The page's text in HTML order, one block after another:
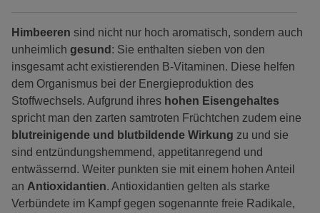
Himbeeren sind nicht nur hoch aromatisch, sondern auch
unheimlich gesund : Sie enthalten sieben von den
insgesamt acht existierenden B-Vitaminen. Diese helfen
dem Organismus bei der Energieproduktion des
Stoffwechsels. Aufgrund ihres hohen Eisengehaltes
spricht man den zarten samtroten Früchtchen zudem eine
blutreinigende und blutbildende Wirkung zu und sie
sind entzündungshemmend, appetitanregend und
entwässernd. Weiter punkten sie mit einem hohen Anteil
an Antioxidantien. Antioxidantien gelten als starke
Verbündete im Kampf gegen sogenannte freie Radikale,